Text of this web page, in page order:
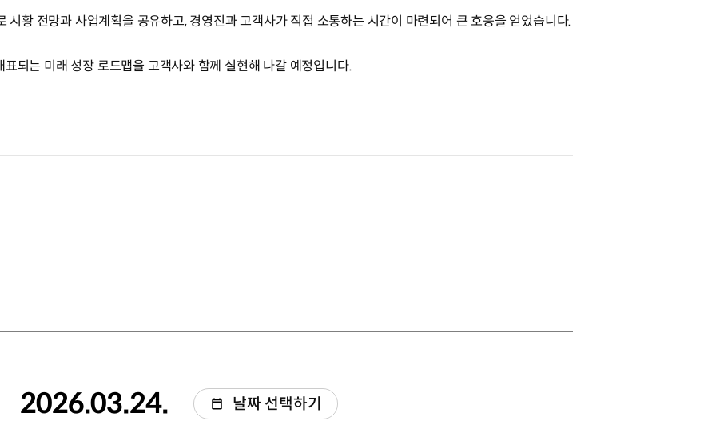
시황 전망과 사업계획을 공유하고, 경영진과 고객사가 직접 소통하는 시간이 마련되어 큰 호응을 얻었습니다.
되는 미래 성장 로드맵을 고객사와 함께 실현해 나갈 예정입니다.
2026.03.24. 날짜 선택하기